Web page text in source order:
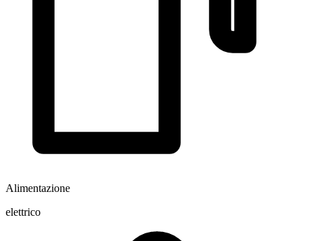
Alimentazione
elettrico